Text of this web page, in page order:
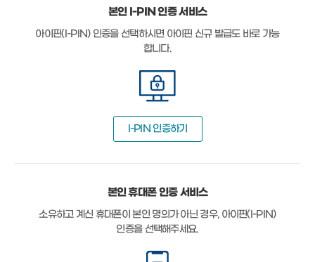
본인 I-PIN 인증 서비스
아이핀(I-PIN) 인증을 선택하시면 아이핀 신규 발급도 바로 가능
합니다.
I-PIN 인증하기
본인 휴대폰 인증 서비스
소유하고 계신 휴대폰이 본인 명의가 아닌 경우, 아이핀(I-PIN)
인증을 선택해주세요.